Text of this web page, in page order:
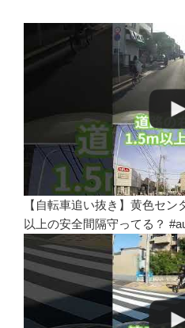
【自転車追い抜き】黄色セ
以上の安全間隔守ってる？